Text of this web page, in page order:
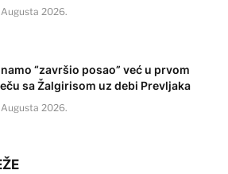
2026.
“završio posao” već u prvom
sa Žalgirisom uz debi Prevljaka
2026.